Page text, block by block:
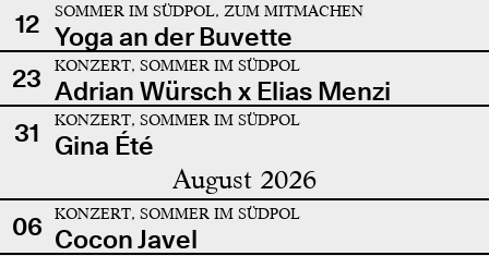
12 SOMMER IM SÜDPOL, ZUM MITMACHEN
Yoga an der Buvette
23
KONZERT, SOMMER IM SÜDPOL
Adrian Würsch x Elias Menzi
31
KONZERT, SOMMER IM SÜDPOL
Gina Été
August 2026
06 KONZERT, SOMMER IM SÜDPOL
Cocon Javel